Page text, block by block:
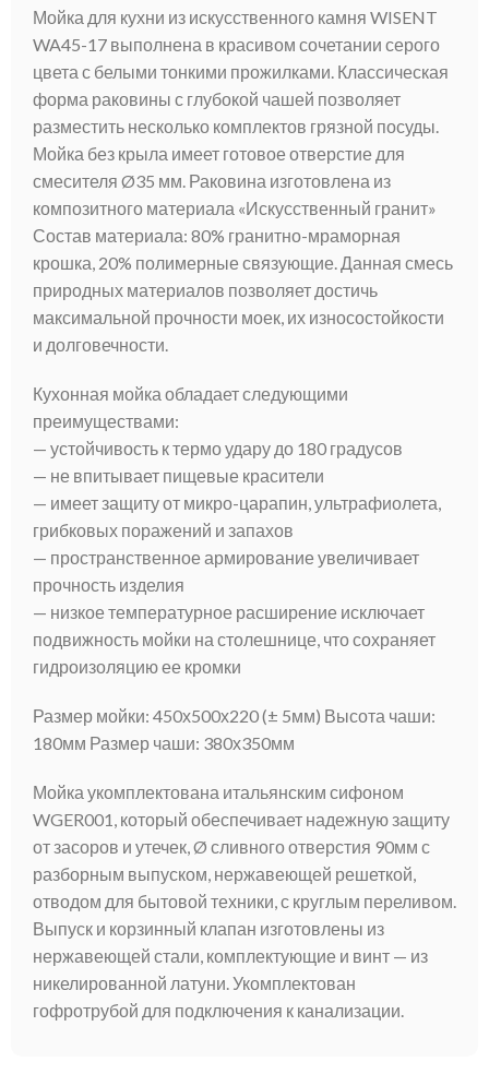
Мойка для кухни из искусственного камня WISENT
WA45-17 выполнена в красивом сочетании серого
цвета с белыми тонкими прожилками. Классическая
форма раковины с глубокой чашей позволяет
разместить несколько комплектов грязной посуды.
Мойка без крыла имеет готовое отверстие для
смесителя Ø35 мм. Раковина изготовлена из
композитного материала «Искусственный гранит»
Состав материала: 80% гранитно-мраморная
крошка, 20% полимерные связующие. Данная смесь
природных материалов позволяет достичь
максимальной прочности моек, их износостойкости
и долговечности.
Кухонная мойка обладает следующими
преимуществами:
— устойчивость к термо удару до 180 градусов
— не впитывает пищевые красители
— имеет защиту от микро-царапин, ультрафиолета,
грибковых поражений и запахов
— пространственное армирование увеличивает
прочность изделия
— низкое температурное расширение исключает
подвижность мойки на столешнице, что сохраняет
гидроизоляцию ее кромки
Размер мойки: 450х500х220 (± 5мм) Высота чаши:
180мм Размер чаши: 380х350мм
Мойка укомплектована итальянским сифоном
WGER001, который обеспечивает надежную защиту
от засоров и утечек, Ø сливного отверстия 90мм с
разборным выпуском, нержавеющей решеткой,
отводом для бытовой техники, с круглым переливом.
Выпуск и корзинный клапан изготовлены из
нержавеющей стали, комплектующие и винт — из
никелированной латуни. Укомплектован
гофротрубой для подключения к канализации.